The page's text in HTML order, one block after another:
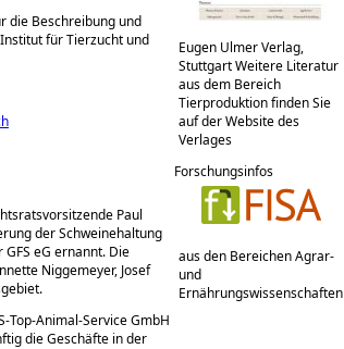
die Beschreibung und
für Tierzucht und
Paul
der Schweinehaltung
eG ernannt. Die
Niggemeyer, Josef
Top-Animal-Service GmbH
die Geschäfte in der
Eugen Ulmer Verlag,
Stuttgart Weitere Literatur
aus dem Bereich
Tierproduktion finden Sie
auf der Website des
Verlages
Forschungsinfos
aus den Bereichen Agrar-
und
Ernährungswissenschaften